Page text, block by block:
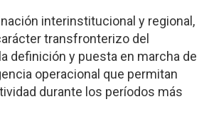
interinstitucional y regional,
transfronterizo del
definición y puesta en marcha de
operacional que permitan
durante los períodos más